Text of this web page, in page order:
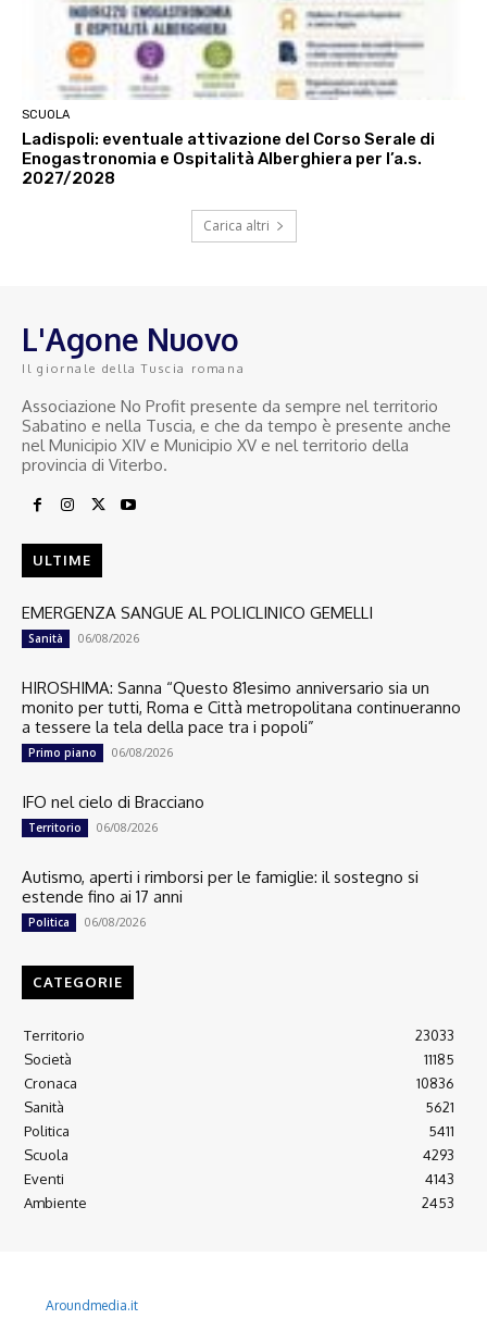
SCUOLA
Ladispoli: eventuale attivazione del Corso Serale di
Enogastronomia e Ospitalità Alberghiera per l’a.s.
2027/2028
Carica altri
L'Agone Nuovo
Il giornale della Tuscia romana
Associazione No Profit presente da sempre nel territorio
Sabatino e nella Tuscia, e che da tempo è presente anche
nel Municipio XIV e Municipio XV e nel territorio della
provincia di Viterbo.
ULTIME
EMERGENZA SANGUE AL POLICLINICO GEMELLI
Sanità 06/08/2026
HIROSHIMA: Sanna “Questo 81esimo anniversario sia un
monito per tutti, Roma e Città metropolitana continueranno
a tessere la tela della pace tra i popoli”
Primo piano 06/08/2026
IFO nel cielo di Bracciano
Territorio 06/08/2026
Autismo, aperti i rimborsi per le famiglie: il sostegno si
estende fino ai 17 anni
Politica 06/08/2026
CATEGORIE
Territorio
23033
Società
11185
Cronaca
10836
Sanità
5621
Politica
5411
Scuola
4293
Eventi
4143
Ambiente
2453
Aroundmedia.it